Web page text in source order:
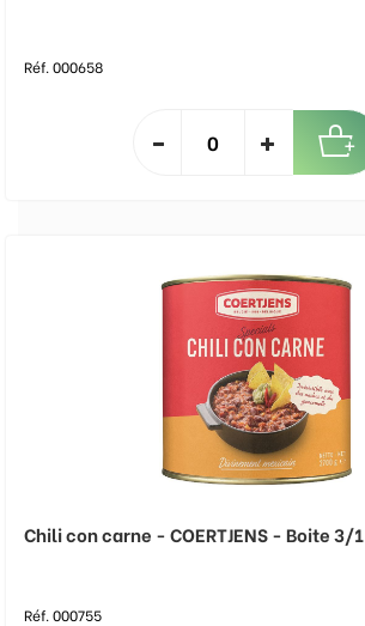
Réf. 000658
Chili con carne - COERTJENS - Boite 3/1
Réf. 000755